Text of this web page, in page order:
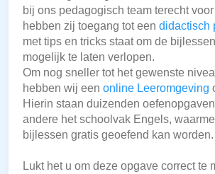
bij ons pedagogisch team terecht
hebben zij toegang tot een didactisch
met tips en tricks staat om de
mogelijk te laten verlopen.
Om nog sneller tot het gewenste
hebben wij een online Leeromgeving
Hierin staan duizenden
andere het schoolvak Engels,
bijlessen gratis geoefend kan worden.
Lukt het u om deze opgave correct te